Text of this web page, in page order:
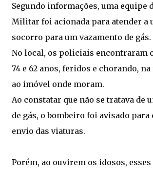
Segundo informações, uma equipe
Militar foi acionada para atender a
socorro para um vazamento de gás.
No local, os policiais encontraram
74 e 62 anos, feridos e chorando,
ao imóvel onde moram.
Ao constatar que não se tratava de
de gás, o bombeiro foi avisado para
envio das viaturas.
Porém, ao ouvirem os idosos,